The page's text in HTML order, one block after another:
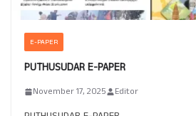
E-PAPER
PUTHUSUDAR E-PAPER
November 17, 2025 Editor